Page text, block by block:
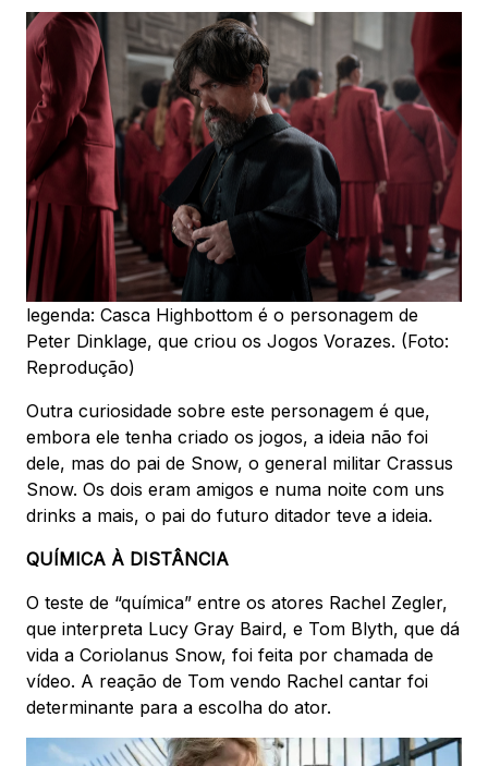
legenda: Casca Highbottom é o personagem de
Peter Dinklage, que criou os Jogos Vorazes. (Foto:
Reprodução)
Outra curiosidade sobre este personagem é que,
embora ele tenha criado os jogos, a ideia não foi
dele, mas do pai de Snow, o general militar Crassus
Snow. Os dois eram amigos e numa noite com uns
drinks a mais, o pai do futuro ditador teve a ideia.
QUÍMICA À DISTÂNCIA
O teste de “química” entre os atores Rachel Zegler,
que interpreta Lucy Gray Baird, e Tom Blyth, que dá
vida a Coriolanus Snow, foi feita por chamada de
vídeo. A reação de Tom vendo Rachel cantar foi
determinante para a escolha do ator.